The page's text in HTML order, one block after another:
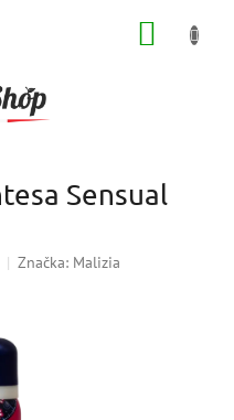
Sensual
Značka: Malizia